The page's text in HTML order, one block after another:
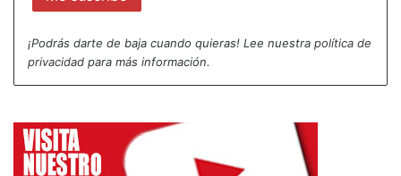
personas que como
Y recordé la identidad, los mitos y la cultura en
“Oskara”
de Kukai dantza.
Me quedo con los tres minutos de belleza excelsior
de Alberto Jo Lee en una magnífica interpretación
de una coreografía extrema dentro del trasgesor
¡Podrás darte de baja cuando quieras! Lee nuestra política de
privacidad para más información.